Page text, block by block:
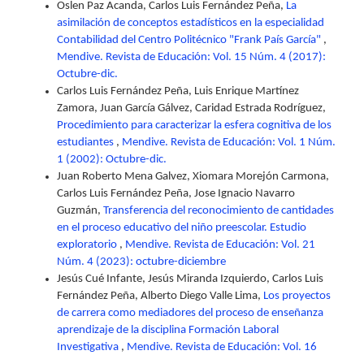
Oslen Paz Acanda, Carlos Luis Fernández Peña, La
asimilación de conceptos estadísticos en la especialidad
Contabilidad del Centro Politécnico "Frank País García" ,
Mendive. Revista de Educación: Vol. 15 Núm. 4 (2017):
Octubre-dic.
Carlos Luis Fernández Peña, Luis Enrique Martínez
Zamora, Juan García Gálvez, Caridad Estrada Rodríguez,
Procedimiento para caracterizar la esfera cognitiva de los
estudiantes , Mendive. Revista de Educación: Vol. 1 Núm.
1 (2002): Octubre-dic.
Juan Roberto Mena Galvez, Xiomara Morejón Carmona,
Carlos Luis Fernández Peña, Jose Ignacio Navarro
Guzmán, Transferencia del reconocimiento de cantidades
en el proceso educativo del niño preescolar. Estudio
exploratorio , Mendive. Revista de Educación: Vol. 21
Núm. 4 (2023): octubre-diciembre
Jesús Cué Infante, Jesús Miranda Izquierdo, Carlos Luis
Fernández Peña, Alberto Diego Valle Lima, Los proyectos
de carrera como mediadores del proceso de enseñanza
aprendizaje de la disciplina Formación Laboral
Investigativa , Mendive. Revista de Educación: Vol. 16